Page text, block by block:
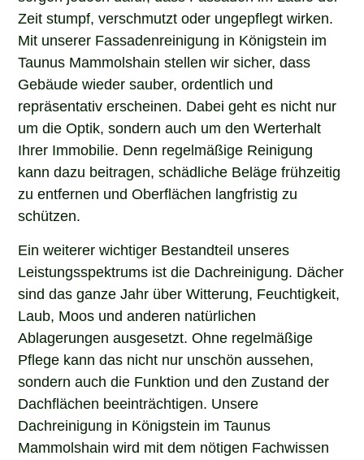
Zeit stumpf, verschmutzt oder ungepflegt wirken.
Mit unserer Fassadenreinigung in Königstein im
Taunus Mammolshain stellen wir sicher, dass
Gebäude wieder sauber, ordentlich und
repräsentativ erscheinen. Dabei geht es nicht nur
um die Optik, sondern auch um den Werterhalt
Ihrer Immobilie. Denn regelmäßige Reinigung
kann dazu beitragen, schädliche Beläge frühzeitig
zu entfernen und Oberflächen langfristig zu
schützen.
Ein weiterer wichtiger Bestandteil unseres
Leistungsspektrums ist die Dachreinigung. Dächer
sind das ganze Jahr über Witterung, Feuchtigkeit,
Laub, Moos und anderen natürlichen
Ablagerungen ausgesetzt. Ohne regelmäßige
Pflege kann das nicht nur unschön aussehen,
sondern auch die Funktion und den Zustand der
Dachflächen beeinträchtigen. Unsere
Dachreinigung in Königstein im Taunus
Mammolshain wird mit dem nötigen Fachwissen